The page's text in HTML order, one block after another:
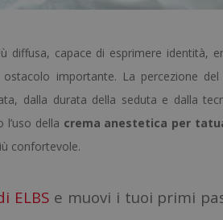
diffusa, capace di esprimere identità,
importante. La percezione
dalla durata della seduta e dalla
della crema anestetica per
confortevole.
ELBSe muovi i tuoi primi